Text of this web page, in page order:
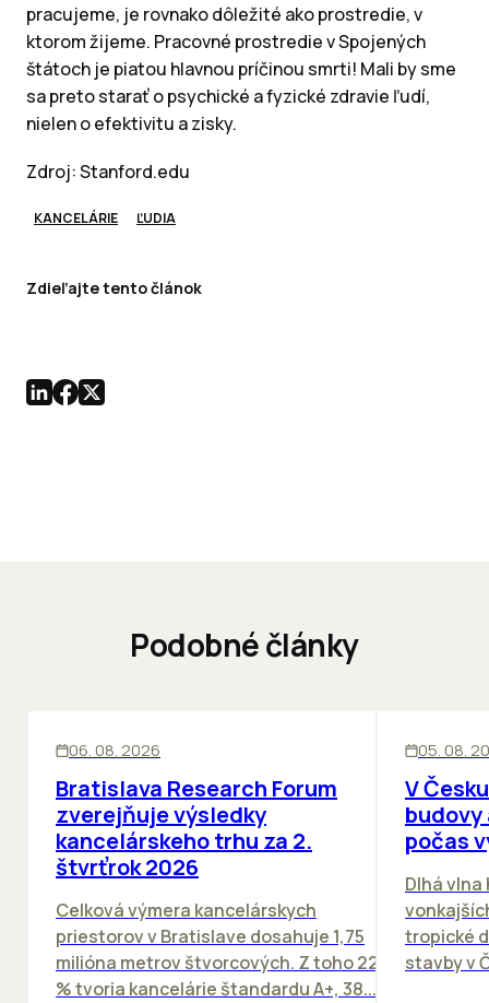
pracujeme, je rovnako dôležité ako prostredie, v
ktorom žijeme. Pracovné prostredie v Spojených
štátoch je piatou hlavnou príčinou smrti! Mali by sme
sa preto starať o psychické a fyzické zdravie ľudí,
nielen o efektivitu a zisky.
Zdroj: Stanford.edu
KANCELÁRIE ĽUDIA
Zdieľajte tento článok
Podobné články
06. 08. 2026
Bratislava Research Forum
zverejňuje výsledky
kancelárskeho trhu za 2.
štvrťrok 2026
Celková výmera kancelárskych
priestorov v Bratislave dosahuje 1,75
milióna metrov štvorcových. Z toho 22
% tvoria kancelárie štandardu A+, 38...
05. 08.
V
počas
Dlhá
tropické
stavby v